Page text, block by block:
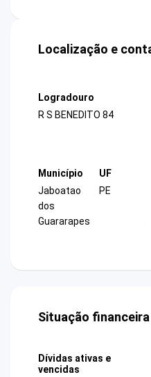
Localização e
Logradouro
R S BENEDITO 84
Município
Jaboatao
dos
Guararapes
UF
PE
Situação financeira
Dívidas ativas e
vencidas